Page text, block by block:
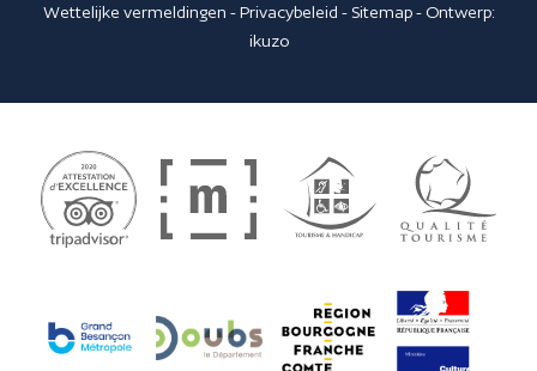
Wettelijke vermeldingen -Privacybeleid - Sitemap- Ontwerp:
ikuzo